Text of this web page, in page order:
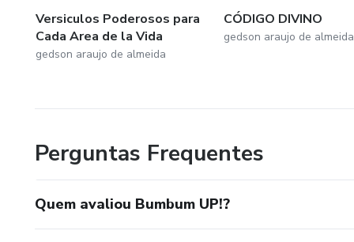
Versiculos Poderosos para
Cada Area de la Vida
gedson araujo de almeida
CÓDIGO DIVINO
gedson araujo de almeida
Perguntas Frequentes
Quem avaliou Bumbum UP!?